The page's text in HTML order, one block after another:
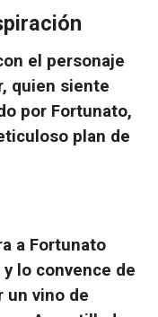
el personaje
, quien siente
por Fortunato,
plan de
a Fortunato
lo convence de
un vino de